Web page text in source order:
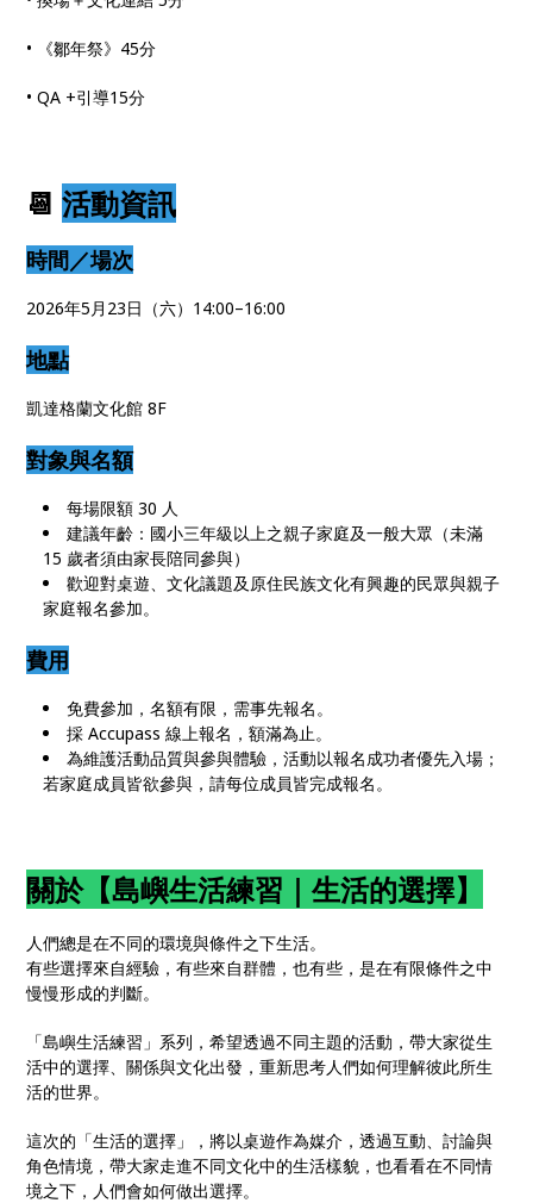
• 《鄒年祭》45分
• QA +引導15分
📆活動資訊
時間／場次
2026年5月23日（六）14:00–16:00
地點
凱達格蘭文化館 8F
對象與名額
每場限額 30 人
建議年齡：國小三年級以上之親子家庭及一般大眾（未滿
15 歲者須由家長陪同參與）
歡迎對桌遊、文化議題及原住民族文化有興趣的民眾與親子
家庭報名參加。
費用
免費參加，名額有限，需事先報名。
採 Accupass 線上報名，額滿為止。
為維護活動品質與參與體驗，活動以報名成功者優先入場；
若家庭成員皆欲參與，請每位成員皆完成報名。
關於【島嶼生活練習｜生活的選擇】
人們總是在不同的環境與條件之下生活。
有些選擇來自經驗，有些來自群體，也有些，是在有限條件之中
慢慢形成的判斷。
「島嶼生活練習」系列，希望透過不同主題的活動，帶大家從生
活中的選擇、關係與文化出發，重新思考人們如何理解彼此所生
活的世界。
這次的「生活的選擇」，將以桌遊作為媒介，透過互動、討論與
角色情境，帶大家走進不同文化中的生活樣貌，也看看在不同情
境之下，人們會如何做出選擇。